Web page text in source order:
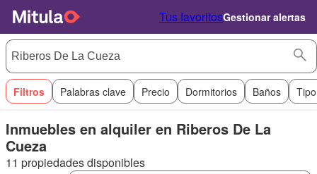
Tus favoritosGestionar alertas
Filtros Palabras clave Precio Dormitorios Baños
Inmuebles en alquiler en Riberos De La
Cueza
11 propiedades disponibles